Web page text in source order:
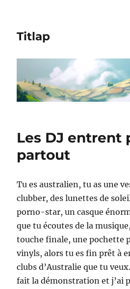
Titlap
Les DJ entrent
partout
Tu es australien, tu as une
clubber, des lunettes de
porno-star, un casque
que tu écoutes de la
touche finale, une pochette
vinyls, alors tu es fin prêt à
clubs d’Australie que tu
fait la démonstration et j’ai